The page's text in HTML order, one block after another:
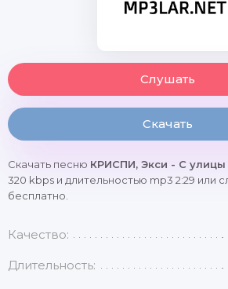
Слушать
Скачать
Скачать песню КРИСПИ, Экси - С улицы
320 kbps и длительностью mp3 2:29 или
бесплатно.
Качество:
Длительность: